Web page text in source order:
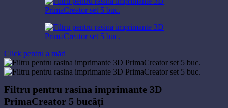
Click pentru a mări
Filtru pentru rasina imprimante 3D
PrimaCreator 5 bucăți